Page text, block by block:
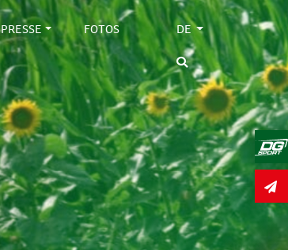
PRESSE FOTOS DE